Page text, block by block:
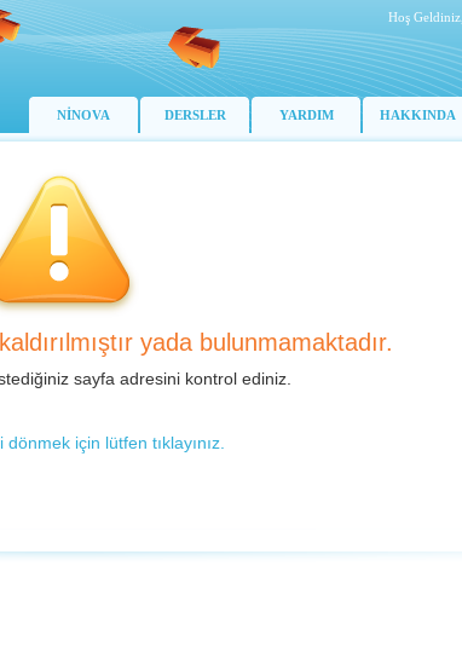
Hoş Geldiniz,
NİNOVA DERSLER YARDIM HAKKINDA
yada bulunmamaktadır.
sayfa adresini kontrol ediniz.
için lütfen tıklayınız.